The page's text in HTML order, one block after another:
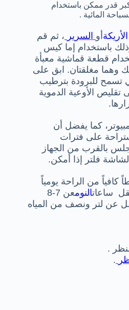
قدر ممكن باستخدام
المائية .
الأريكة أو السرير ، ثم قم
باستخدام إما كيس
قطعة قماشية معبأة
وهما مغلقتان. ابق على
15 دقيقة كي تسمح للبرودة بترطيب
تقليص الأوعية الدموية
كما يفضل أن
على فترات
بالقرب من الجهاز
فلتر إذا أمكن.
من الراحة يومياً
ساعاتالنوم
عن 7-8
عن لتر ونصف من المياه
.
.